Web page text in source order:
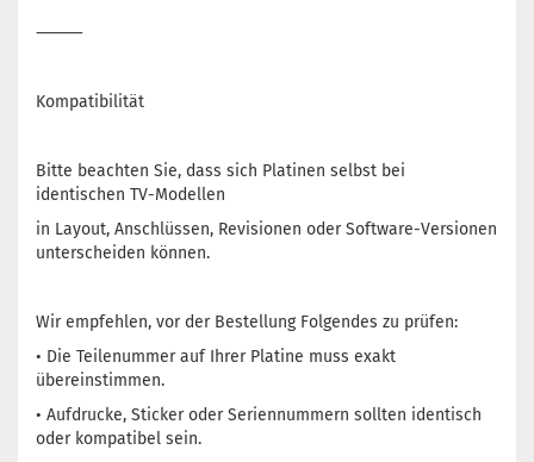
⸻
Kompatibilität
Bitte beachten Sie, dass sich Platinen selbst bei
identischen TV-Modellen
in Layout, Anschlüssen, Revisionen oder Software-Versionen
unterscheiden können.
Wir empfehlen, vor der Bestellung Folgendes zu prüfen:
• Die Teilenummer auf Ihrer Platine muss exakt
übereinstimmen.
• Aufdrucke, Sticker oder Seriennummern sollten identisch
oder kompatibel sein.